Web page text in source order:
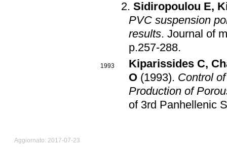
Sidiropoulou E,
PVC suspension
results. Journal of
p.257-288.
1993 Kiparissides C,
O (1993). Control
Production of
of 3rd Panhellenic
Aggiornato: 2017-07-23